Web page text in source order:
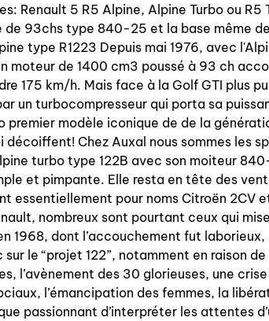
Renault 5 R5 Alpine, Alpine Turbo ou R5
93chs type 840-25 et la base même
type R1223 Depuis mai 1976, avec
moteur de 1400 cm3 poussé à 93 ch
175 km/h. Mais face à la Golf GTI plus
un turbocompresseur qui porta sa
premier modèle iconique de de la
Chez Auxal nous sommes les
turbo type 122B avec son moiteur
et pimpante. Elle resta en tête des
essentiellement pour noms Citroën 2CV
nombreux sont pourtant ceux qui
1968, dont l’accouchement fut
sur le “projet 122”, notamment en raison
l’avènement des 30 glorieuses, une
l’émancipation des femmes, la
passionnant d’interpréter les attentes